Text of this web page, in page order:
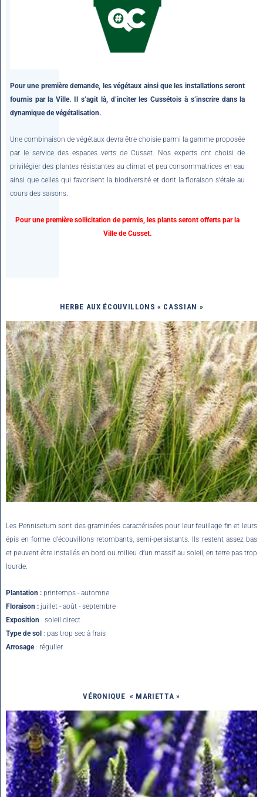
Pour une première demande, les végétaux ainsi que les installations seront
fournis par la Ville. Il s’agit là, d’inciter les Cussétois à s’inscrire dans la
dynamique de végétalisation.
Une combinaison de végétaux devra être choisie parmi la gamme proposée
par le service des espaces verts de Cusset. Nos experts ont choisi de
privilégier des plantes résistantes au climat et peu consommatrices en eau
ainsi que celles qui favorisent la biodiversité et dont la floraison s’étale au
cours des saisons.
Pour une première sollicitation de permis, les plants seront offerts par la
Ville de Cusset.
HERBE AUX ÉCOUVILLONS « CASSIAN »
Les Pennisetum sont des graminées caractérisées pour leur feuillage fin et leurs
épis en forme d’écouvillons retombants, semi-persistants. Ils restent assez bas
et peuvent être installés en bord ou milieu d’un massif au soleil, en terre pas trop
lourde.
Plantation : printemps - automne
Floraison : juillet - août - septembre
Exposition : soleil direct
Type de sol : pas trop sec à frais
Arrosage: régulier
VÉRONIQUE « MARIETTA »